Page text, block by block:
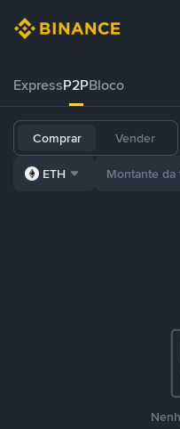
ExpressP2PBloco
Comprar Vender
ETH